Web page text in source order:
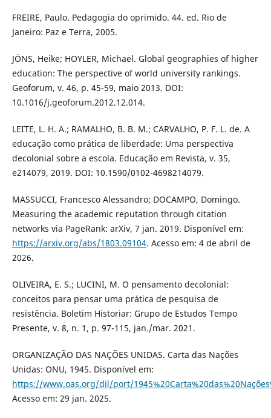
FREIRE, Paulo. Pedagogia do oprimido. 44. ed. Rio de
Janeiro: Paz e Terra, 2005.
JÖNS, Heike; HOYLER, Michael. Global geographies of higher
education: The perspective of world university rankings.
Geoforum, v. 46, p. 45-59, maio 2013. DOI:
10.1016/j.geoforum.2012.12.014.
LEITE, L. H. A.; RAMALHO, B. B. M.; CARVALHO, P. F. L. de. A
educação como prática de liberdade: Uma perspectiva
decolonial sobre a escola. Educação em Revista, v. 35,
e214079, 2019. DOI: 10.1590/0102-4698214079.
MASSUCCI, Francesco Alessandro; DOCAMPO, Domingo.
Measuring the academic reputation through citation
networks via PageRank: arXiv, 7 jan. 2019. Disponível em:
https://arxiv.org/abs/1803.09104. Acesso em: 4 de abril de
2026.
OLIVEIRA, E. S.; LUCINI, M. O pensamento decolonial:
conceitos para pensar uma prática de pesquisa de
resistência. Boletim Historiar: Grupo de Estudos Tempo
Presente, v. 8, n. 1, p. 97-115, jan./mar. 2021.
ORGANIZAÇÃO DAS NAÇÕES UNIDAS. Carta das Nações
Unidas: ONU, 1945. Disponível em:
https://www.oas.org/dil/port/
Acesso em: 29 jan. 2025.